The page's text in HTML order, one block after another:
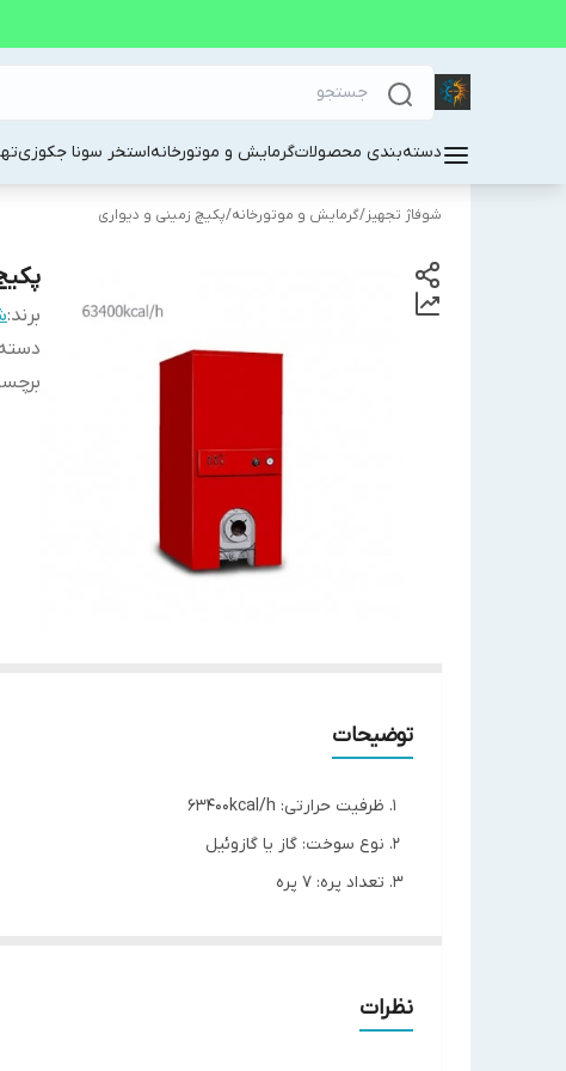
دسته‌بندی محصولاتگرمایش و موتورخانهاستخر سونا جکوزی
شوفاژ تجهیز/گرمایش و موتورخانه/پکیچ زمینی و دیواری
برند:
توضیحات
ظرفیت حرارتی: 63400kcal/h
نوع سوخت: گاز یا گازوئیل
تعداد پره: 7 پره
حداکثر توان حرارتی
نظرات